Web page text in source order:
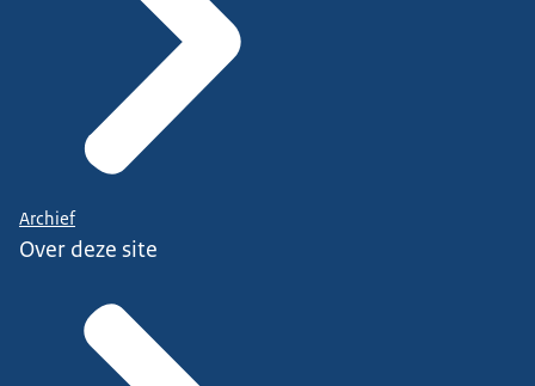
Archief
Over deze site